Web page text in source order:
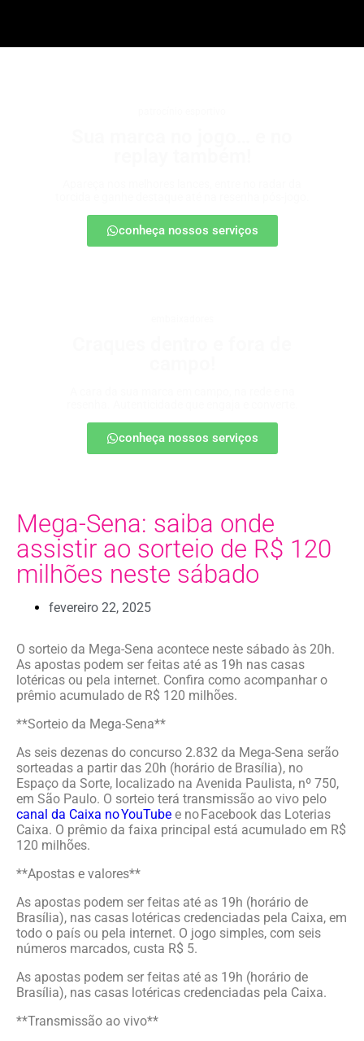
conheça nossos serviços
conheça nossos serviços
Mega-Sena: saiba onde
assistir ao sorteio de R$ 120
milhões neste sábado
fevereiro 22, 2025
O sorteio da Mega-Sena acontece neste sábado às 20h.
As apostas podem ser feitas até as 19h nas casas
lotéricas ou pela internet. Confira como acompanhar o
prêmio acumulado de R$ 120 milhões.
**Sorteio da Mega-Sena**
As seis dezenas do concurso 2.832 da Mega-Sena serão
sorteadas a partir das 20h (horário de Brasília), no
Espaço da Sorte, localizado na Avenida Paulista, nº 750,
em São Paulo. O sorteio terá transmissão ao vivo pelo
canal da Caixa no YouTube e no Facebook das Loterias
Caixa. O prêmio da faixa principal está acumulado em R$
120 milhões.
**Apostas e valores**
As apostas podem ser feitas até as 19h (horário de
Brasília), nas casas lotéricas credenciadas pela Caixa, em
todo o país ou pela internet. O jogo simples, com seis
números marcados, custa R$ 5.
As apostas podem ser feitas até as 19h (horário de
Brasília), nas casas lotéricas credenciadas pela Caixa.
**Transmissão ao vivo**